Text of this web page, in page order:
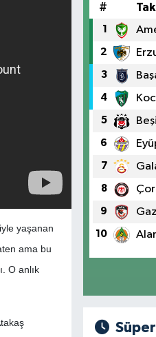
yaşanan
ama bu
O anlık
#
1
2
3
4
5
6
7
8
9
10